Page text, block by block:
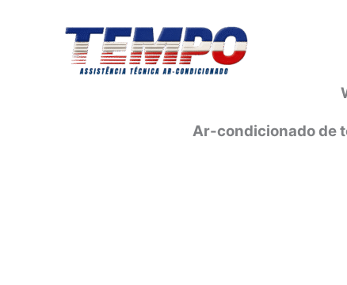
Ar-condicionado de